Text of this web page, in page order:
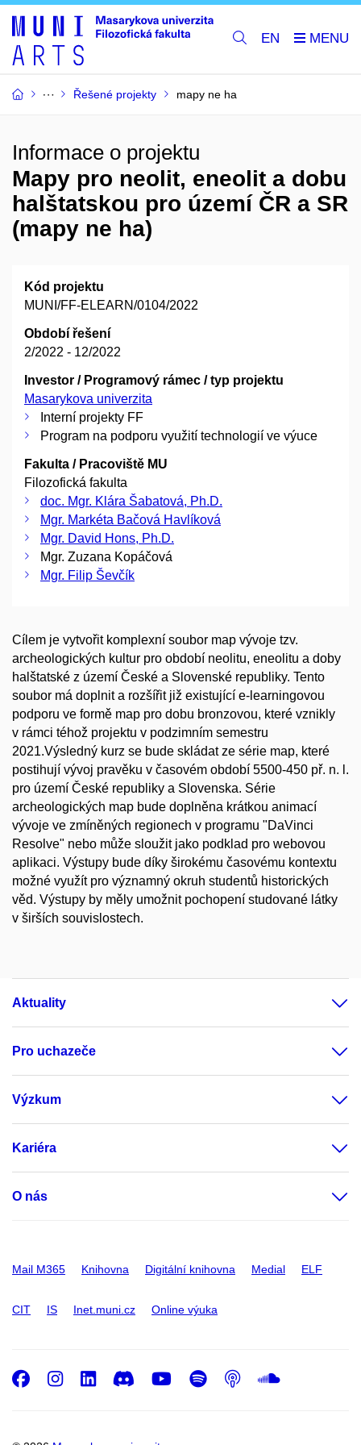
EN
Řešené projekty mapy ne ha
Informace o projektu
Mapy pro neolit, eneolit a dobu
halštatskou pro území ČR a SR
(mapy ne ha)
Kód projektu
MUNI/FF-ELEARN/0104/2022
Období řešení
2/2022 - 12/2022
Investor / Programový rámec / typ projektu
Masarykova univerzita
Interní projekty FF
Program na podporu využití technologií ve výuce
Fakulta / Pracoviště MU
Filozofická fakulta
doc. Mgr. Klára Šabatová, Ph.D.
Mgr. Markéta Bačová Havlíková
Mgr. David Hons, Ph.D.
Mgr. Zuzana Kopáčová
Mgr. Filip Ševčík
Cílem je vytvořit komplexní soubor map vývoje tzv.
archeologických kultur pro období neolitu, eneolitu a doby
halštatské z území České a Slovenské republiky. Tento
soubor má doplnit a rozšířit již existující e-learningovou
podporu ve formě map pro dobu bronzovou, které vznikly
v rámci téhož projektu v podzimním semestru
2021.Výsledný kurz se bude skládat ze série map, které
postihují vývoj pravěku v časovém období 5500-450 př. n. l.
pro území České republiky a Slovenska. Série
archeologických map bude doplněna krátkou animací
vývoje ve zmíněných regionech v programu "DaVinci
Resolve" nebo může sloužit jako podklad pro webovou
aplikaci. Výstupy bude díky širokému časovému kontextu
možné využít pro významný okruh studentů historických
věd. Výstupy by měly umožnit pochopení studované látky
v širších souvislostech.
Aktuality
Pro uchazeče
Výzkum
Kariéra
O nás
Mail M365 Knihovna Digitální knihovna Medial ELF
CIT IS Inet.muni.cz Online výuka
Facebook
Instagram
LinkedIn
DiscordYoutube
Spotify
Podcast